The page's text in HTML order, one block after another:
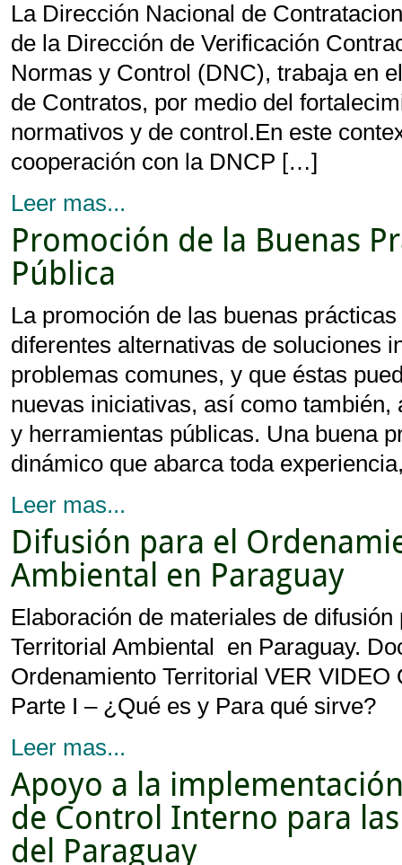
La Dirección Nacional de
de la Dirección de Verificación
Normas y Control (DNC), trabaja en
de Contratos, por medio del
normativos y de control.En este
cooperación con la DNCP […]
Leer mas...
Promoción de la Buenas
Pública
La promoción de las buenas
diferentes alternativas de soluciones
problemas comunes, y que éstas
nuevas iniciativas, así como
y herramientas públicas. Una buena
dinámico que abarca toda
Leer mas...
Difusión para el
Ambiental en Paraguay
Elaboración de materiales de
Territorial Ambiental en Paraguay.
Ordenamiento Territorial VER VIDEO
Parte I – ¿Qué es y Para qué sirve?
Leer mas...
Apoyo a la
de Control Interno para
del Paraguay